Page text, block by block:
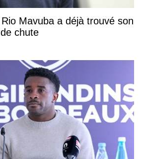
Mavuba a déjà trouvé son
chute